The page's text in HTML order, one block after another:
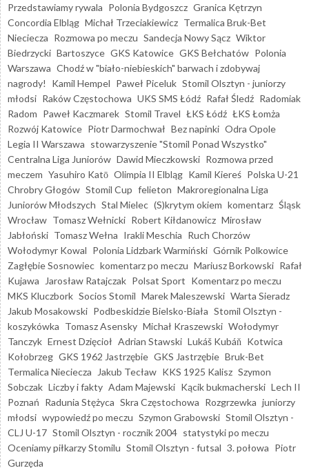
Przedstawiamy rywala Polonia Bydgoszcz Granica Kętrzyn
Concordia Elbląg Michał Trzeciakiewicz Termalica Bruk-Bet
Nieciecza Rozmowa po meczu Sandecja Nowy Sącz Wiktor
Biedrzycki Bartoszyce GKS Katowice GKS Bełchatów Polonia
Warszawa Chodź w "biało-niebieskich" barwach i zdobywaj
nagrody!
Kamil Hempel Paweł Piceluk Stomil Olsztyn - juniorzy
młodsi Raków Częstochowa UKS SMS Łódź Rafał Śledź Radomiak
Radom Paweł Kaczmarek Stomil Travel ŁKS Łódź ŁKS Łomża
Rozwój Katowice Piotr Darmochwał Bez napinki Odra Opole
Legia II Warszawa stowarzyszenie "Stomil Ponad Wszystko"
Centralna Liga Juniorów Dawid Mieczkowski Rozmowa przed
meczem Yasuhiro Katō Olimpia II Elbląg Kamil Kiereś Polska U-21
Chrobry Głogów Stomil Cup felieton Makroregionalna Liga
Juniorów Młodszych Stal Mielec (S)krytym okiem komentarz Śląsk
Wrocław Tomasz Wełnicki Robert Kiłdanowicz Mirosław
Jabłoński Tomasz Wełna Irakli Meschia Ruch Chorzów
Wołodymyr Kowal Polonia Lidzbark Warmiński Górnik Polkowice
Zagłębie Sosnowiec komentarz po meczu Mariusz Borkowski Rafał
Kujawa
Jarosław Ratajczak Polsat Sport Komentarz po meczu
MKS Kluczbork Socios Stomil Marek Maleszewski Warta Sieradz
Jakub Mosakowski Podbeskidzie Bielsko-Biała Stomil Olsztyn -
koszykówka Tomasz Asensky Michał Kraszewski Wołodymyr
Tanczyk Ernest Dzięcioł Adrian Stawski Lukáš Kubáň Kotwica
Kołobrzeg GKS 1962 Jastrzębie GKS Jastrzębie Bruk-Bet
Termalica Nieciecza
Jakub Tecław KKS 1925 Kalisz Szymon
Sobczak Liczby i fakty Adam Majewski Kącik bukmacherski Lech II
Poznań Radunia Stężyca Skra Częstochowa Rozgrzewka juniorzy
młodsi wypowiedź po meczu Szymon Grabowski Stomil Olsztyn -
CLJ U-17 Stomil Olsztyn - rocznik 2004 statystyki po meczu
Oceniamy piłkarzy Stomilu Stomil Olsztyn - futsal 3. połowa Piotr
Gurzęda